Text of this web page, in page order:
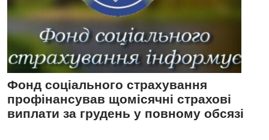
Фонд соціального страхування
профінансував щомісячні страхові
виплати за грудень у повному обсязі